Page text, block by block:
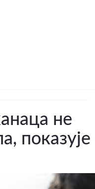
не
показује